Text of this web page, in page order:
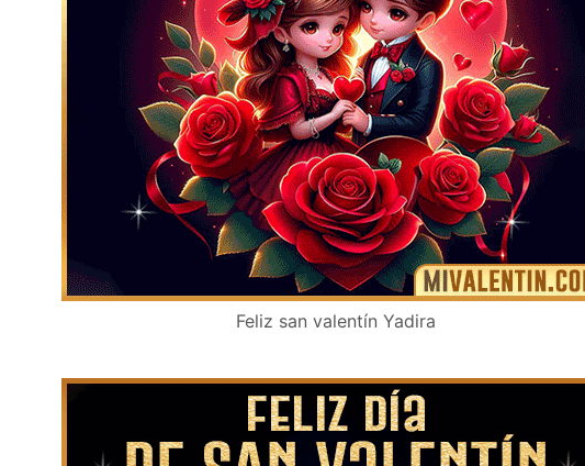
Feliz san valentín Yadira